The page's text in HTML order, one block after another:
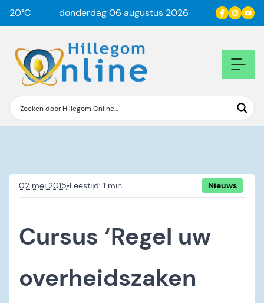
20°C donderdag 06 augustus 2026
02 mei 2015• Nieuws
Cursus ‘Regel uw
overheidszaken